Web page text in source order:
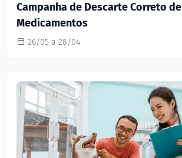
Campanha de Descarte Correto de
Medicamentos
26/05 a 28/04